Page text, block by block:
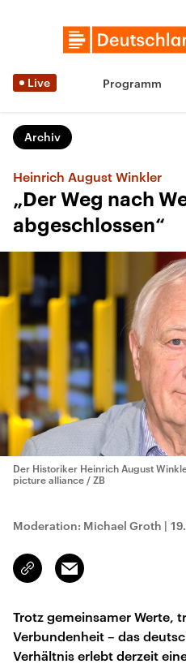
Live Programm
Archiv
Heinrich August Winkler
„Der Weg nach
abgeschlossen“
Der Historiker Heinrich August
picture alliance / ZB
Moderation: Michael Groth |
Link
kopieren/teilen
Email
Trotz gemeinsamer Werte,
Verbundenheit – das
Verhältnis erlebt derzeit